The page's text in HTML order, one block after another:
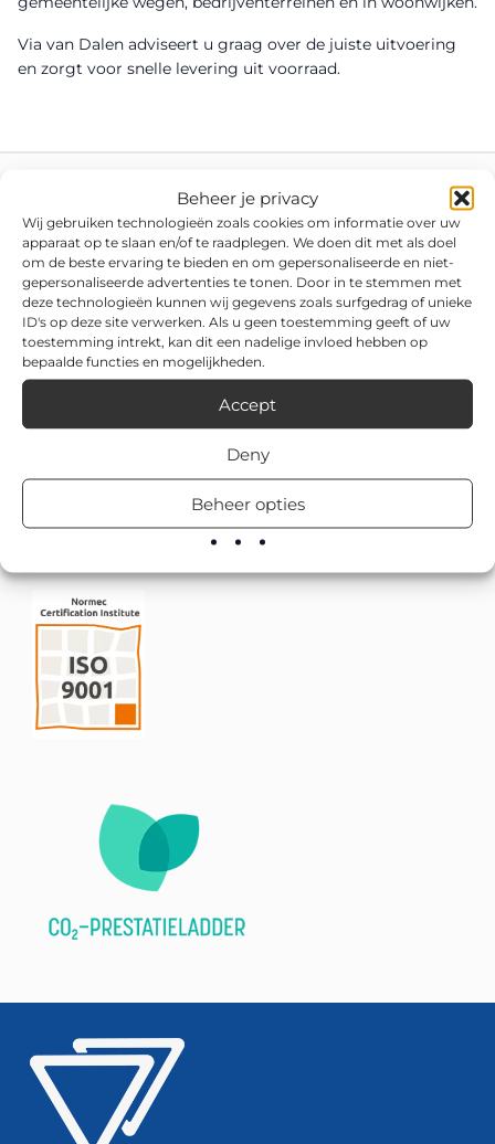
Beheer je privacy
Wij gebruiken technologieën zoals cookies om informatie over uw
apparaat op te slaan en/of te raadplegen. We doen dit met als doel
om de beste ervaring te bieden en om gepersonaliseerde en niet-
gepersonaliseerde advertenties te tonen. Door in te stemmen met
deze technologieën kunnen wij gegevens zoals surfgedrag of unieke
ID's op deze site verwerken. Als u geen toestemming geeft of uw
toestemming intrekt, kan dit een nadelige invloed hebben op
bepaalde functies en mogelijkheden.
Accept
Deny
Beheer opties
Via van Dalen adviseert u graag over de juiste uitvoering
en zorgt voor snelle levering uit voorraad.